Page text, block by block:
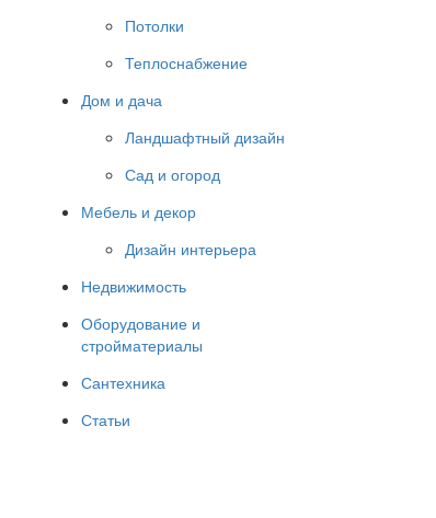
Потолки
Теплоснабжение
Дом и дача
Ландшафтный дизайн
Сад и огород
Мебель и декор
Дизайн интерьера
Недвижимость
Оборудование и
стройматериалы
Сантехника
Статьи